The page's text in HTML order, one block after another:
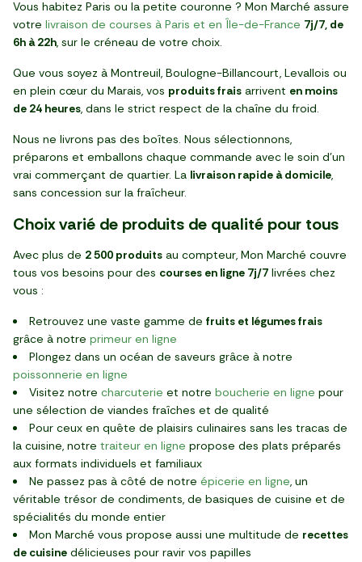
Vous habitez Paris ou la petite couronne ? Mon Marché assure
votre livraison de courses à Paris et en Île-de-France 7j/7, de
6h à 22h, sur le créneau de votre choix.
Que vous soyez à Montreuil, Boulogne-Billancourt, Levallois ou
en plein cœur du Marais, vos produits frais arrivent en moins
de 24 heures, dans le strict respect de la chaîne du froid.
Nous ne livrons pas des boîtes. Nous sélectionnons,
préparons et emballons chaque commande avec le soin d'un
vrai commerçant de quartier. La livraison rapide à domicile,
sans concession sur la fraîcheur.
Choix varié de produits de qualité pour tous
Avec plus de 2 500 produits au compteur, Mon Marché couvre
tous vos besoins pour des courses en ligne 7j/7 livrées chez
vous :
Retrouvez une vaste gamme de fruits et légumes frais
grâce à notre primeur en ligne
Plongez dans un océan de saveurs grâce à notre
poissonnerie en ligne
Visitez notre charcuterie et notre boucherie en ligne pour
une sélection de viandes fraîches et de qualité
Pour ceux en quête de plaisirs culinaires sans les tracas de
la cuisine, notre traiteur en ligne propose des plats préparés
aux formats individuels et familiaux
Ne passez pas à côté de notre épicerie en ligne, un
véritable trésor de condiments, de basiques de cuisine et de
spécialités du monde entier
Mon Marché vous propose aussi une multitude de recettes
de cuisine délicieuses pour ravir vos papilles